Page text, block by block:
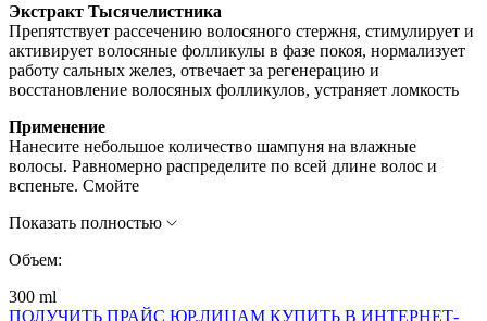
Экстракт Тысячелистника
Препятствует рассечению волосяного стержня, стимулирует и
активирует волосяные фолликулы в фазе покоя, нормализует
работу сальных желез, отвечает за регенерацию и
восстановление волосяных фолликулов, устраняет ломкость
Применение
Нанесите небольшое количество шампуня на влажные
волосы. Равномерно распределите по всей длине волос и
вспеньте. Смойте
Показать полностью
Объем:
300 ml
ПОЛУЧИТЬ ПРАЙС ЮР.ЛИЦАМ КУПИТЬ В ИНТЕРНЕТ-